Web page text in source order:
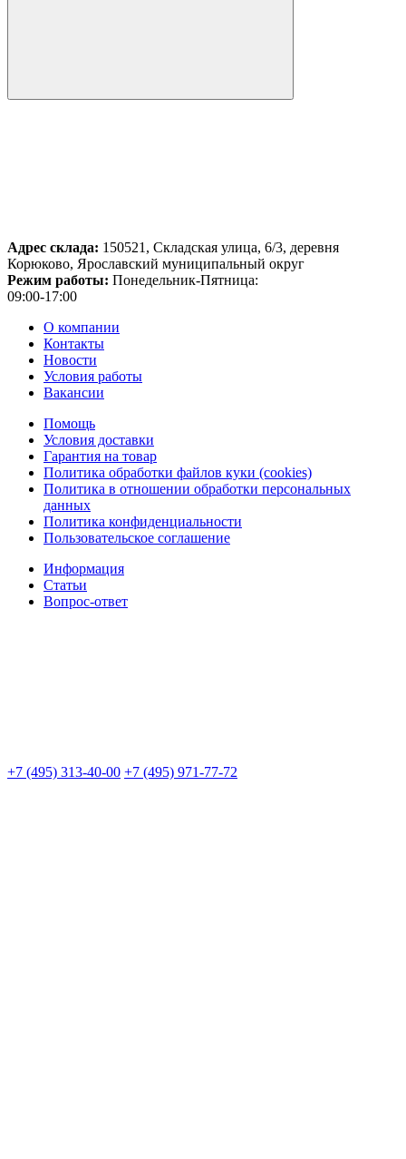
Адрес склада: 150521, Складская улица, 6/3, деревня
Корюково, Ярославский муниципальный округ
Режим работы: Понедельник-Пятница:
09:00-17:00
О компании
Контакты
Новости
Условия работы
Вакансии
Помощь
Условия доставки
Гарантия на товар
Политика обработки файлов куки (cookies)
Политика в отношении обработки персональных
данных
Политика конфиденциальности
Пользовательское соглашение
Информация
Статьи
Вопрос-ответ
+7 (495) 313-40-00 +7 (495) 971-77-72